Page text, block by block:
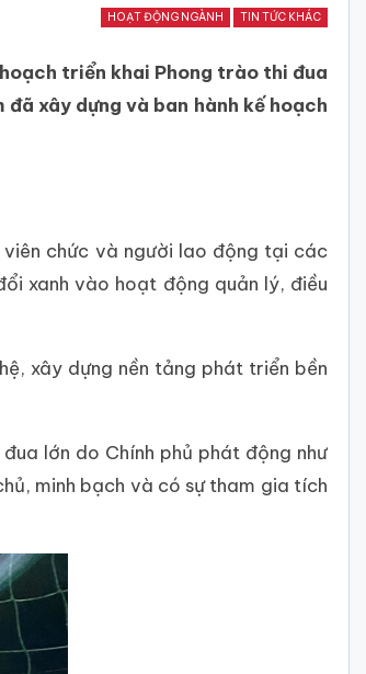
HOẠT ĐỘNG NGÀNH TIN TỨC KHÁC
triển khai Phong trào thi đua
xây dựng và ban hành kế hoạch
chức và người lao động tại các
xanh vào hoạt động quản lý, điều
xây dựng nền tảng phát triển bền
lớn do Chính phủ phát động như
minh bạch và có sự tham gia tích